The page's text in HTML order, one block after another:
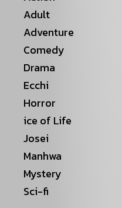
Adult
Adventure
Comedy
Drama
Ecchi
Horror
ice of Life
Josei
Manhwa
Mystery
Sci-fi